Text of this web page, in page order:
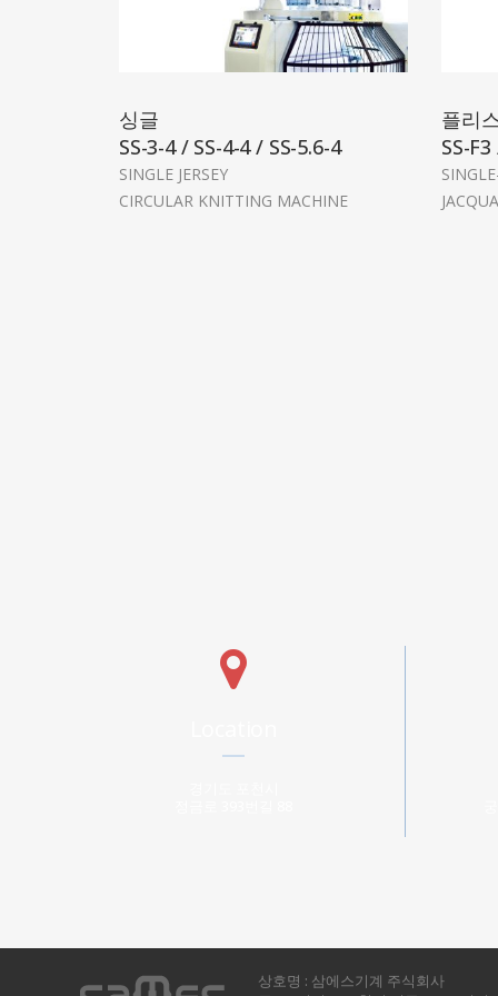
싱글
SS-3-4 / SS-4-4 / SS-5.6-4
SINGLE JERSEY
CIRCULAR KNITTING MACHINE
플리
SS-
상호명 : 삼에스기계 주식회사